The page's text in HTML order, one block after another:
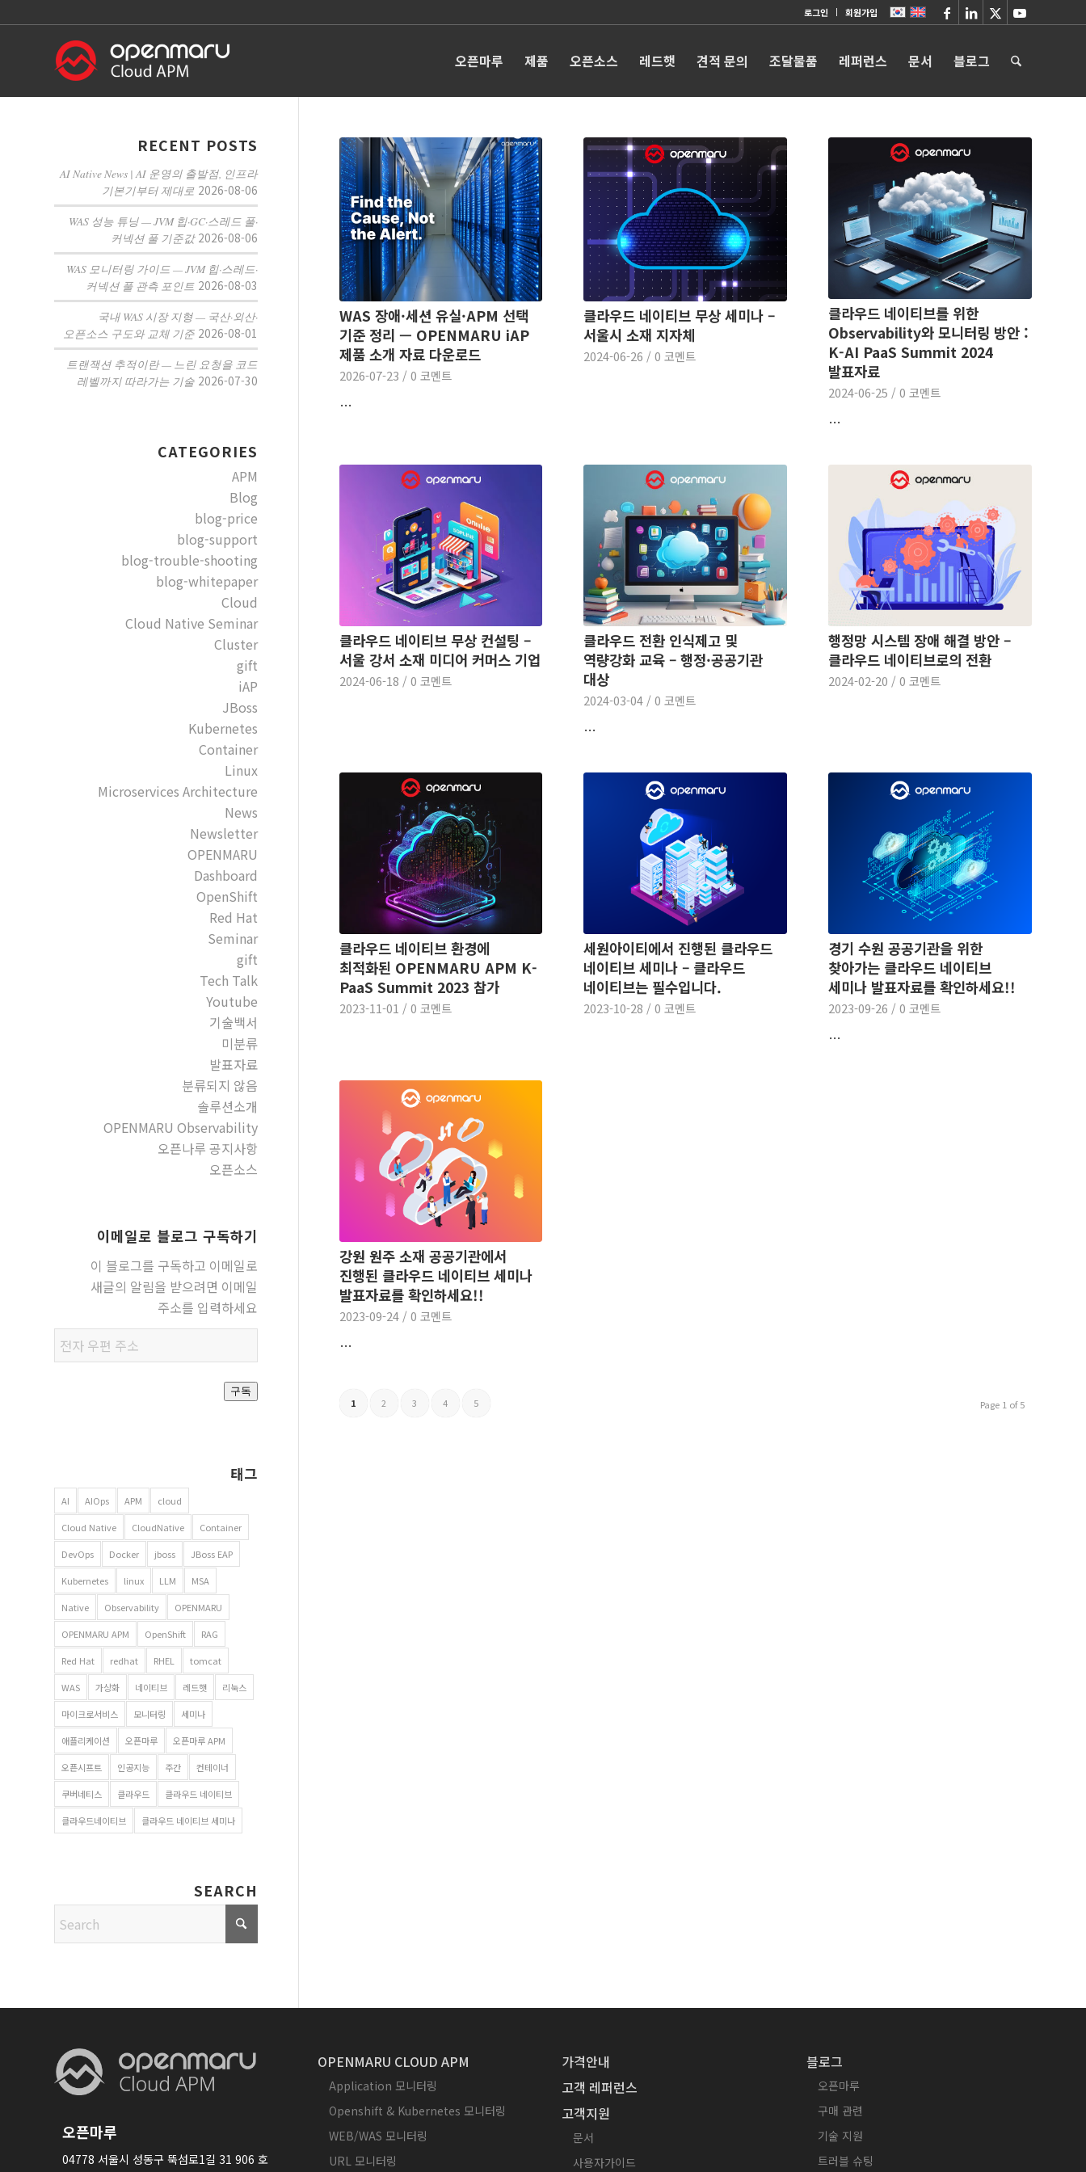
로그인 회원가입
오픈마루 제품 오픈소스 레드햇 견적 문의 조달물품 레퍼런스 문서 블로그
WAS 장애·세션 유실·APM 선택
기준 정리 — OPENMARU iAP
제품 소개 자료 다운로드
2026-07-23 / 0 코멘트
…
클라우드 네이티브 무상 세미나 –
서울시 소재 지자체
2024-06-26 / 0 코멘트
클라우드 네이티브를 위한
Observability와 모니터링 방안 :
K-AI PaaS Summit 2024
발표자료
2024-06-25 / 0 코멘트
…
클라우드 네이티브 무상 컨설팅 –
서울 강서 소재 미디어 커머스 기업
2024-06-18 / 0 코멘트
클라우드 전환 인식제고 및
역량강화 교육 – 행정·공공기관
대상
2024-03-04 / 0 코멘트
…
행정망 시스템 장애 해결 방안 –
클라우드 네이티브로의 전환
2024-02-20 / 0 코멘트
클라우드 네이티브 환경에
최적화된 OPENMARU APM K-
PaaS Summit 2023 참가
2023-11-01 / 0 코멘트
세원아이티에서 진행된 클라우드
네이티브 세미나 – 클라우드
네이티브는 필수입니다.
2023-10-28 / 0 코멘트
경기 수원 공공기관을 위한
찾아가는 클라우드 네이티브
세미나 발표자료를 확인하세요!!
2023-09-26 / 0 코멘트
…
강원 원주 소재 공공기관에서
진행된 클라우드 네이티브 세미나
발표자료를 확인하세요!!
2023-09-24 / 0 코멘트
…
Page 1 of 5
1 2 3 4 5
RECENT POSTS
AI Native News | AI 운영의 출발점, 인프라
기본기부터 제대로 2026-08-06
WAS 성능 튜닝 — JVM 힙·GC·스레드 풀·
커넥션 풀 기준값 2026-08-06
WAS 모니터링 가이드 — JVM 힙·스레드·
커넥션 풀 관측 포인트 2026-08-03
국내 WAS 시장 지형 — 국산·외산·
오픈소스 구도와 교체 기준 2026-08-01
트랜잭션 추적이란 — 느린 요청을 코드
레벨까지 따라가는 기술 2026-07-30
CATEGORIES
APM
Blog
blog-price
blog-support
blog-trouble-shooting
blog-whitepaper
Cloud
Cloud Native Seminar
Cluster
gift
iAP
JBoss
Kubernetes
Container
Linux
Microservices Architecture
News
Newsletter
OPENMARU
Dashboard
OpenShift
Red Hat
Seminar
gift
Tech Talk
Youtube
기술백서
미분류
발표자료
분류되지 않음
솔루션소개
OPENMARU Observability
오픈나루 공지사항
오픈소스
이메일로 블로그 구독하기
이 블로그를 구독하고 이메일로
새글의 알림을 받으려면 이메일
주소를 입력하세요
우편
주소
구독
태그
AI AIOps APM cloud
Cloud Native CloudNative Container
DevOps Docker jboss JBoss EAP
Kubernetes linux LLM MSA
Native Observability OPENMARU
OPENMARU APM OpenShift RAG
Red Hat redhat RHEL tomcat
WAS 가상화 네이티브 레드햇 리눅스
마이크로서비스 모니터링 세미나
애플리케이션 오픈마루 오픈마루 APM
오픈시프트 인공지능 주간 컨테이너
쿠버네티스 클라우드 클라우드 네이티브
클라우드네이티브 클라우드 네이티브 세미나
SEARCH
오픈마루
04778 서울시 성동구 뚝섬로1길 31 906 호
OPENMARU CLOUD APM
Application 모니터링
Openshift & Kubernetes 모니터링
WEB/WAS 모니터링
URL 모니터링
가격안내
고객 레퍼런스
고객지원
문서
사용자가이드
블로그
오픈마루
구매 관련
기술 지원
트러블 슈팅